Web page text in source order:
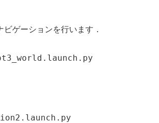
ゲーションを行います．